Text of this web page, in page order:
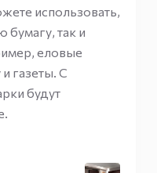
использовать,
бумагу, так и
еловые
газеты. С
будут